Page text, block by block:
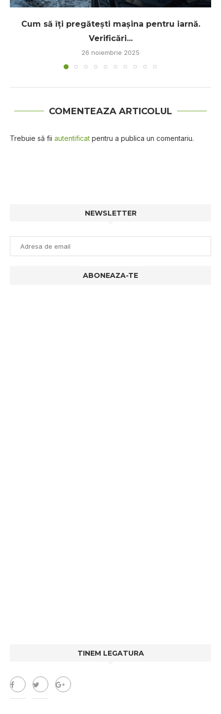
Cum să îți pregătești mașina pentru iarnă.
Verificări...
26 noiembrie 2025
COMENTEAZA ARTICOLUL
Trebuie să fii autentificat pentru a publica un comentariu.
NEWSLETTER
TINEM LEGATURA